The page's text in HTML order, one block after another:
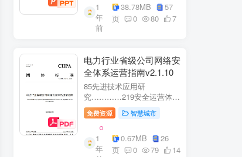
1
年
前
38.78MB
57
页
0 80 7
电力行业省级公司网络安
全体系运营指南v2.1.10
85先进技术应用研
究…………219安全运营体
系……2291网络安全运
营..2292业务安全运
营.......249.3网络与业务安全
联动.·26
免费资源 智慧城市
1
年
0.67MB
26
页
0 79 14